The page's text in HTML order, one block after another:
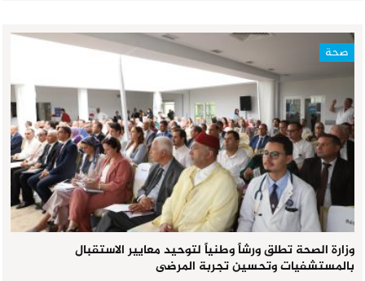
صحة
وزارة الصحة تطلق ورشاً وطنياً لتوحيد معايير الاستقبال
بالمستشفيات وتحسين تجربة المرضى